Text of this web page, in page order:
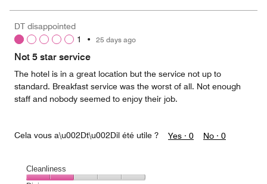
5
4
out
of
DT disappointed
1
• 25 days ago
Not 5 star service
The hotel is in a great location but the service not up to
standard. Breakfast service was the worst of all. Not enough
staff and nobody seemed to enjoy their job.
Cela vous a\u002Dt\u002Dil été utile ? Yes · 0 No · 0
Cleanliness